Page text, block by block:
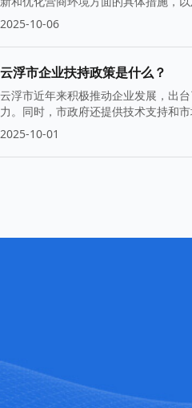
2025-10-06
云浮市企业扶持政策是什么？
云浮市近年来积极推动企业发展，出
力。同时，市政府还提供技术支持和
2025-10-01